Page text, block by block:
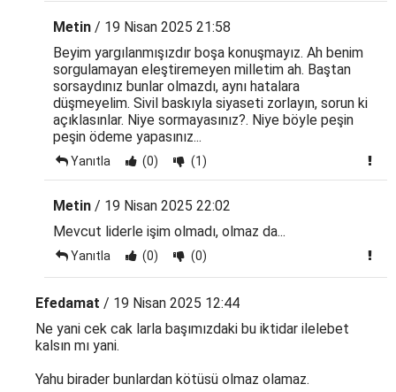
Metin / 19 Nisan 2025 21:58
Beyim yargılanmışızdır boşa konuşmayız. Ah benim
sorgulamayan eleştiremeyen milletim ah. Baştan
sorsaydınız bunlar olmazdı, aynı hatalara
düşmeyelim. Sivil baskıyla siyaseti zorlayın, sorun ki
açıklasınlar. Niye sormayasınız?. Niye böyle peşin
peşin ödeme yapasınız...
Yanıtla (0) (1)
Metin / 19 Nisan 2025 22:02
Mevcut liderle işim olmadı, olmaz da...
Yanıtla (0) (0)
Efedamat / 19 Nisan 2025 12:44
Ne yani cek cak larla başımızdaki bu iktidar ilelebet
kalsın mı yani.
Yahu birader bunlardan kötüsü olmaz olamaz.